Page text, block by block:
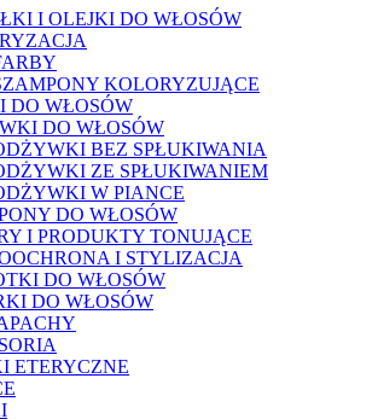
I OLEJKI DO WŁOSÓW
KOLORYZUJĄCE
DO WŁOSÓW
DO WŁOSÓW
BEZ SPŁUKIWANIA
ZE SPŁUKIWANIEM
W PIANCE
DO WŁOSÓW
I PRODUKTY TONUJĄCE
I STYLIZACJA
DO WŁOSÓW
DO WŁOSÓW
ETERYCZNE